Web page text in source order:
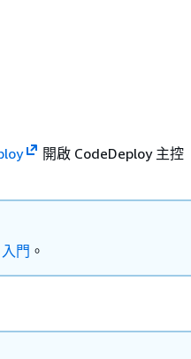
開啟 CodeDeploy 主控
門 。